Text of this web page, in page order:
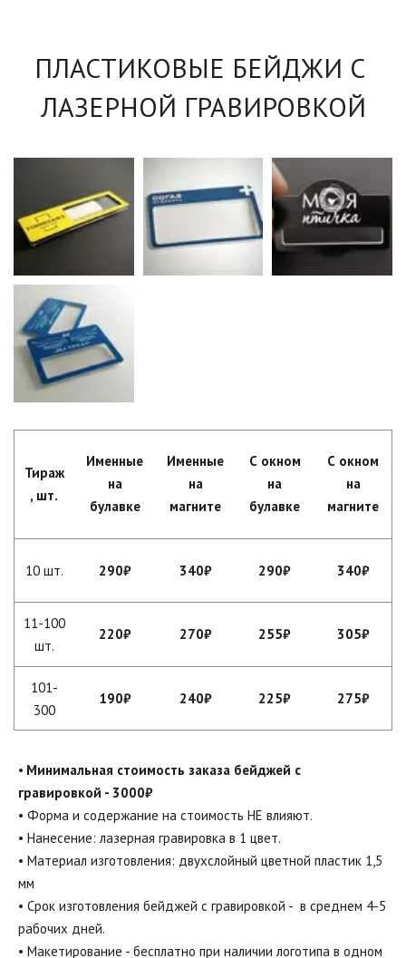
ПЛАСТИКОВЫЕ БЕЙДЖИ С
ЛАЗЕРНОЙ ГРАВИРОВКОЙ
Тираж
, шт.
Именные
на
булавке
Именные
на
магните
С окном
на
булавке
С окном
на
магните
10 шт. 290₽ 340₽ 290₽ 340₽
11-100
шт.
220₽ 270₽ 255₽ 305₽
101-
300
190₽ 240₽ 225₽ 275₽
• Минимальная стоимость заказа бейджей с
гравировкой - 3000₽
• Форма и содержание на стоимость НЕ влияют.
• Нанесение: лазерная гравировка в 1 цвет.
• Материал изготовления: двухслойный цветной пластик 1,5
мм
• Срок изготовления бейджей с гравировкой -  в среднем 4-5
рабочих дней.
• Макетирование - бесплатно при наличии логотипа в одном